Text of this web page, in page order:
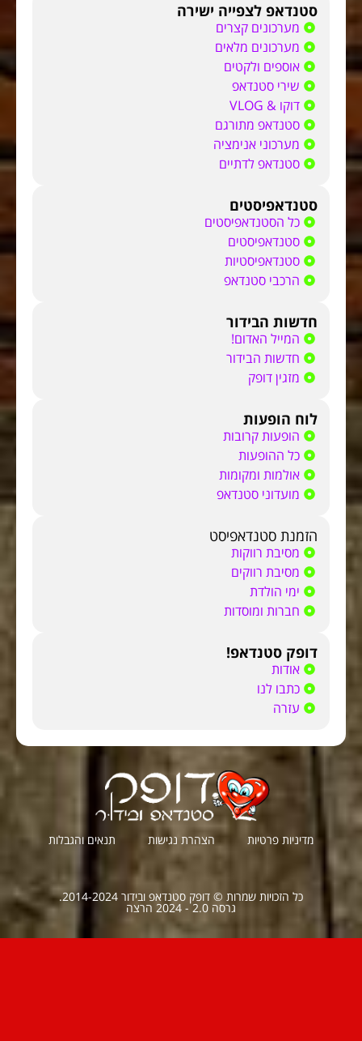
סטנדאפ לצפייה ישירה
מערכונים קצרים
מערכונים מלאים
אוספים ולקטים
שירי סטנדאפ
דוקו & VLOG
סטנדאפ מתורגם
מערכוני אנימציה
סטנדאפ לדתיים
סטנדאפיסטים
כל הסטנדאפיסטים
סטנדאפיסטים
סטנדאפיסטיות
הרכבי סטנדאפ
חדשות הבידור
המייל האדום!
חדשות הבידור
מזגין דופק
לוח הופעות
הופעות קרובות
כל ההופעות
אולמות ומקומות
מועדוני סטנדאפ
הזמנת סטנדאפיסט
מסיבת רווקות
מסיבת רווקים
ימי הולדת
חברות ומוסדות
דופק סטנדאפ!
אודות
כתבו לנו
עזרה
מדיניות פרטיות הצהרת נגישות תנאים והגבלות
כל הזכויות שמרות © דופק סטנדאפ ובידור 2014-2024.
גרסה 2.0 - 2024 הרצה